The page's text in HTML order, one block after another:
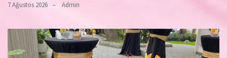
7 Ağustos 2026 Admin